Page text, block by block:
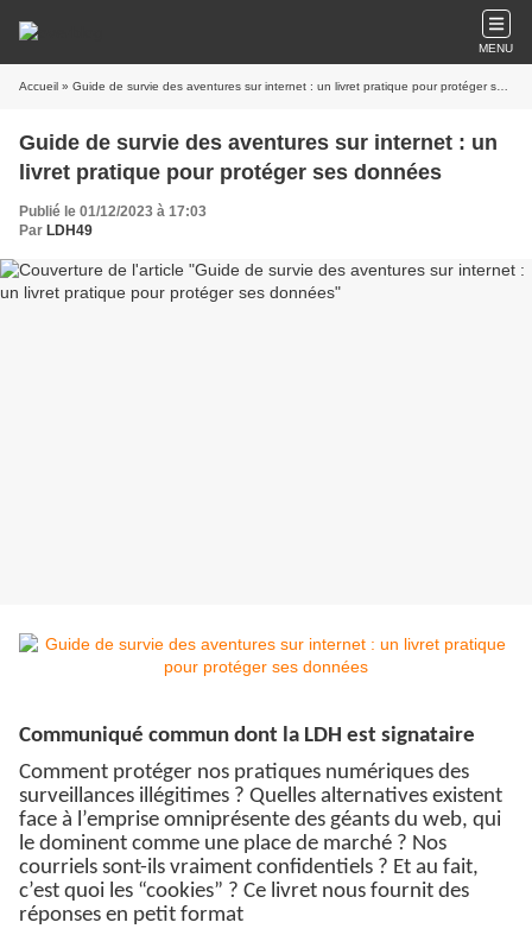
MENU
Accueil » Guide de survie des aventures sur internet : un livret pratique pour protéger ses données
Guide de survie des aventures sur internet : un
livret pratique pour protéger ses données
Publié le 01/12/2023 à 17:03
Par LDH49
Communiqué commun dont la LDH est signataire
Comment protéger nos pratiques numériques des
surveillances illégitimes ? Quelles alternatives existent
face à l’emprise omniprésente des géants du web, qui
le dominent comme une place de marché ? Nos
courriels sont-ils vraiment confidentiels ? Et au fait,
c’est quoi les “cookies” ? Ce livret nous fournit des
réponses en petit format